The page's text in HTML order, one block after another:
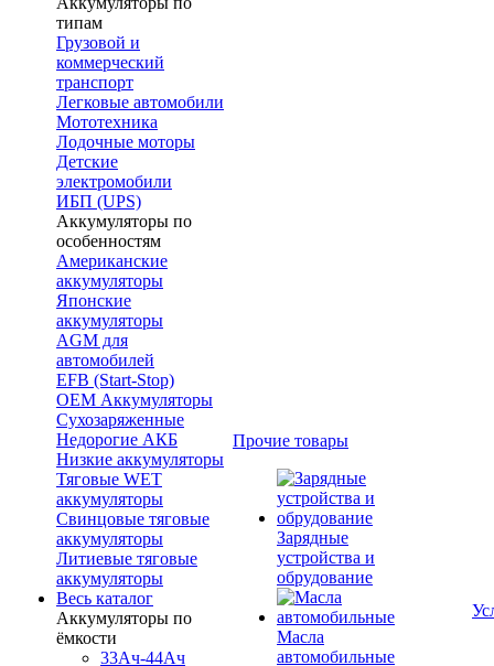
типам
Грузовой и
коммерческий
транспорт
Легковые автомобили
Мототехника
Лодочные моторы
Детские
электромобили
ИБП (UPS)
Аккумуляторы по
особенностям
Американские
аккумуляторы
Японские
аккумуляторы
AGM для
автомобилей
EFB (Start-Stop)
OEM Аккумуляторы
Сухозаряженные
Недорогие АКБ
Низкие аккумуляторы
Тяговые WET
аккумуляторы
Свинцовые тяговые
аккумуляторы
Литиевые тяговые
аккумуляторы
Весь каталог
Аккумуляторы по
ёмкости
33Ач-44Ач
Прочие товары
Зарядные
устройства и
обрудование
Масла
автомобильные